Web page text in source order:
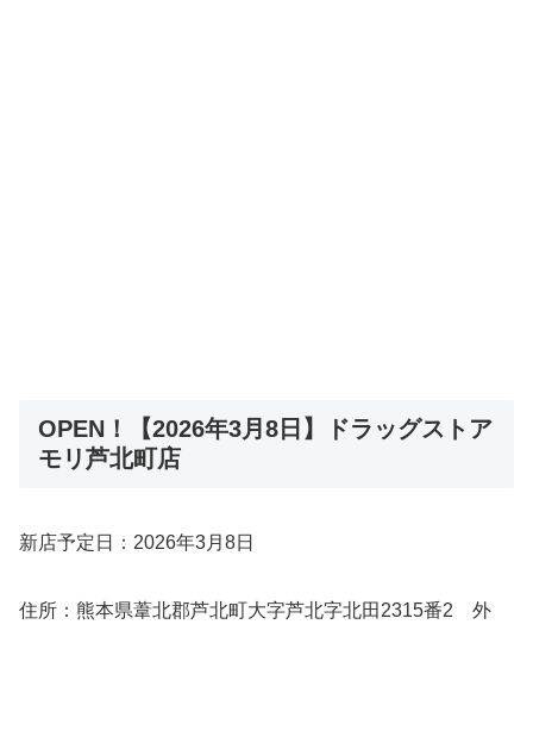
OPEN！【2026年3月8日】ドラッグストア
モリ芦北町店
新店予定日：2026年3月8日
住所：熊本県葦北郡芦北町大字芦北字北田2315番2 外